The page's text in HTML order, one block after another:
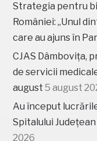
Strategia pentru
României: „Unul
care au ajuns în
CJAS Dâmbovița,
de servicii
august 5 august
Au început
Spitalului
2026